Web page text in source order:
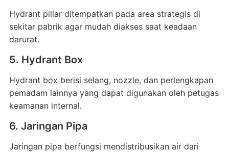
Hydrant pillar ditempatkan pada area strategis di
sekitar pabrik agar mudah diakses saat keadaan
darurat.
5. Hydrant Box
Hydrant box berisi selang, nozzle, dan perlengkapan
pemadam lainnya yang dapat digunakan oleh petugas
keamanan internal.
6. Jaringan Pipa
Jaringan pipa berfungsi mendistribusikan air dari